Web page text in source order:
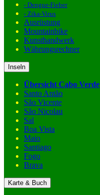
- Dengue-Fieber
- Zika-Virus
Ausrüstung
Mountainbike
Kunsthandwerk
Währungsrechner
Inseln
Übersicht Cabo Verde
Santo Antão
São Vicente
São Nicolau
Sal
Boa Vista
Maio
Santiago
Fogo
Brava
Karte & Buch